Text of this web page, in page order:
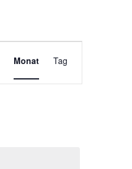
Ansichten-
Navigation
Monat Tag